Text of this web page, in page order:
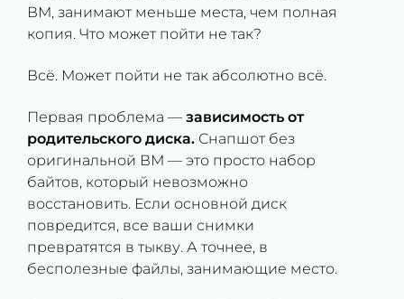
ВМ, занимают меньше места, чем полная
копия. Что может пойти не так?
Всё. Может пойти не так абсолютно всё.
Первая проблема — зависимость от
родительского диска. Снапшот без
оригинальной ВМ — это просто набор
байтов, который невозможно
восстановить. Если основной диск
повредится, все ваши снимки
превратятся в тыкву. А точнее, в
бесполезные файлы, занимающие место.